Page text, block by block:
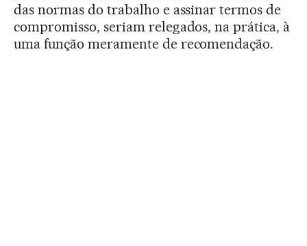
das normas do trabalho e assinar termos de
compromisso, seriam relegados, na prática, à
uma função meramente de recomendação.